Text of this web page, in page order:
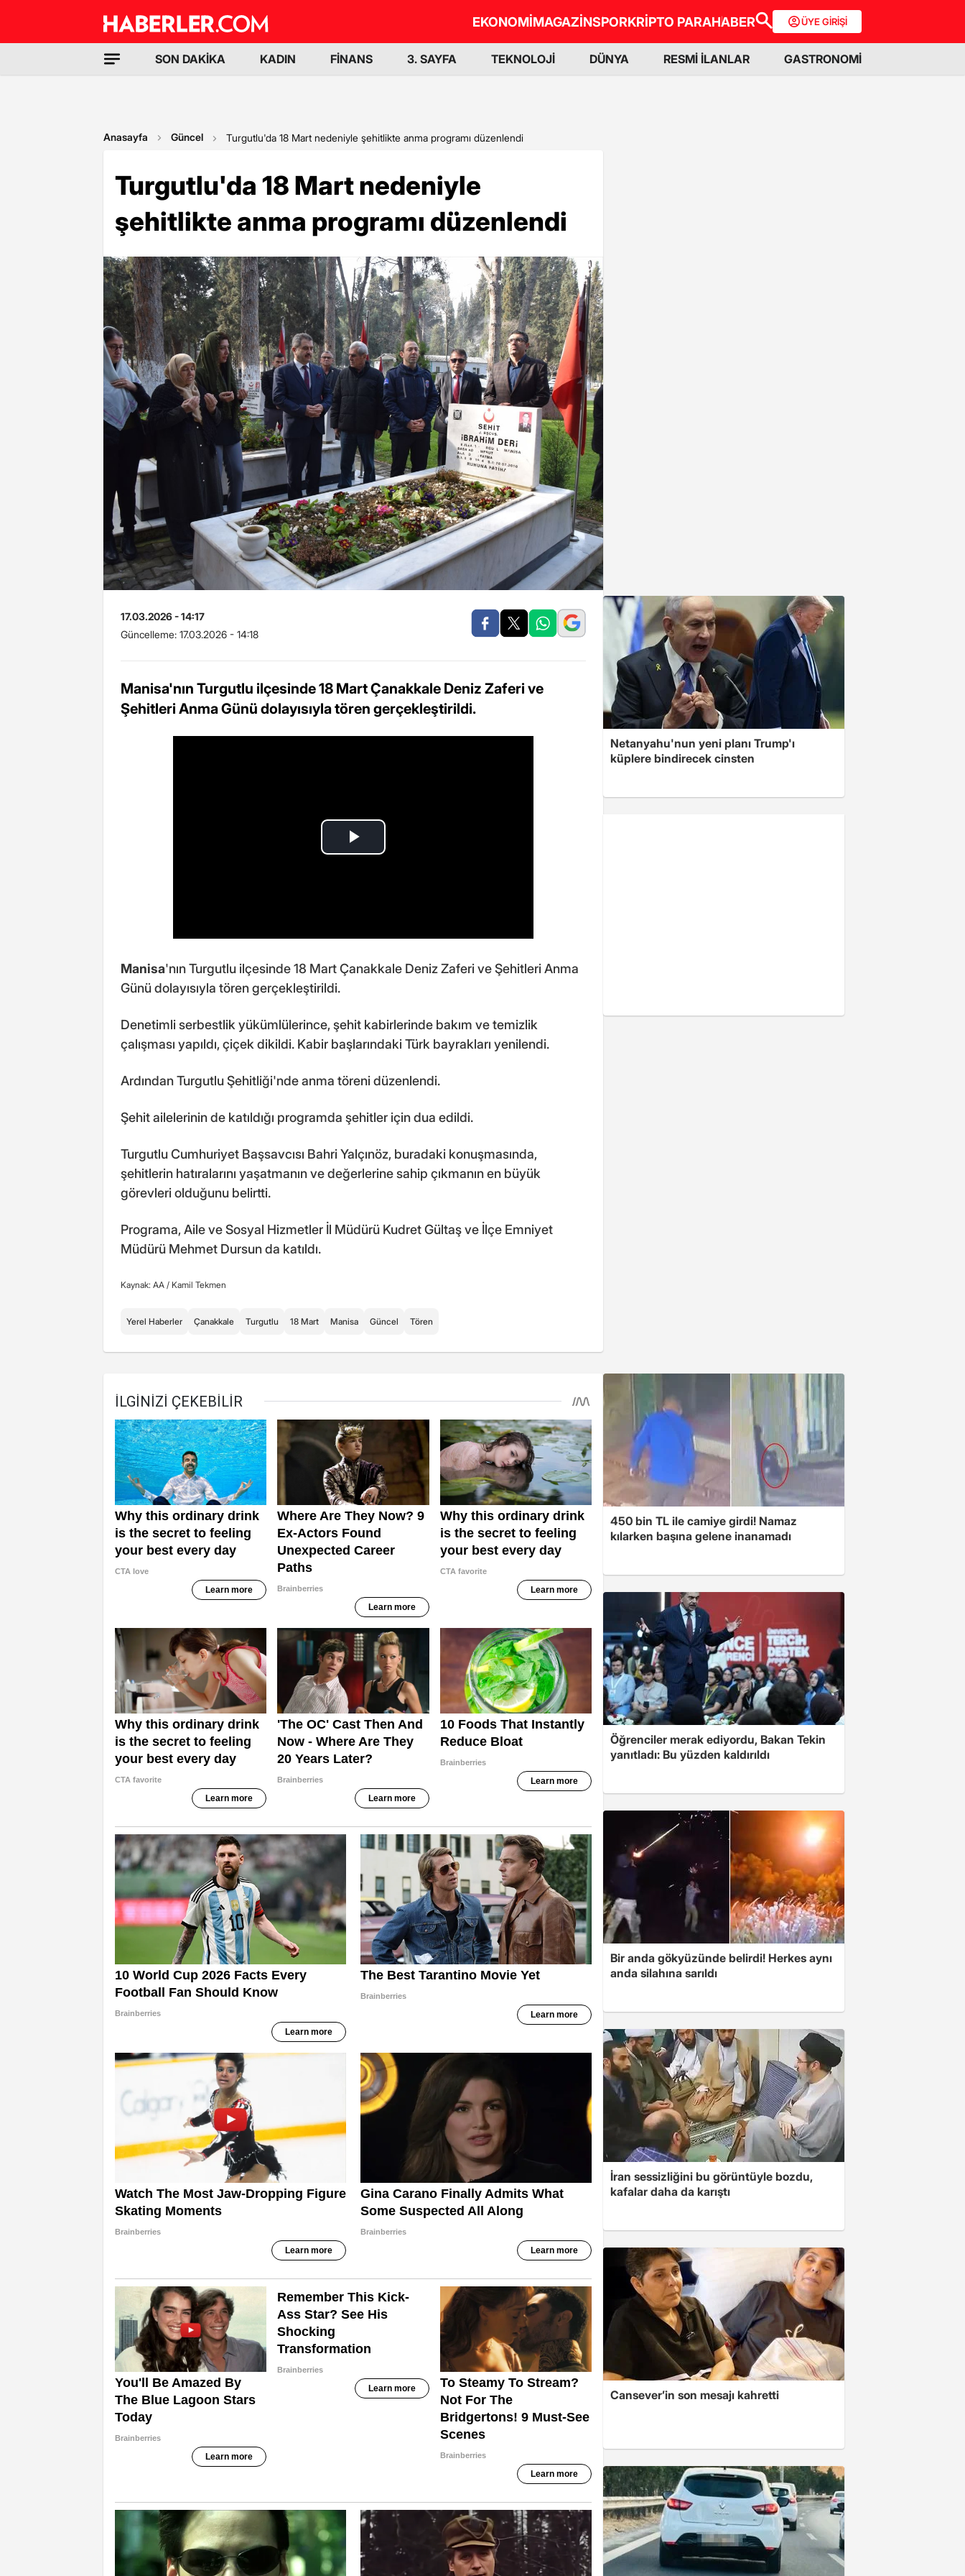
EKONOMİMAGAZİNSPORKRİPTO PARAHABER ÜYE GİRİŞİ
SON DAKİKA KADIN FİNANS 3. SAYFA TEKNOLOJİ DÜNYA RESMİ İLANLAR GASTRONOMİ
Anasayfa Güncel Turgutlu'da 18 Mart nedeniyle şehitlikte anma programı düzenlendi
Turgutlu'da 18 Mart nedeniyle
şehitlikte anma programı düzenlendi
17.03.2026 - 14:17
Güncelleme: 17.03.2026 - 14:18
Manisa'nın Turgutlu ilçesinde 18 Mart Çanakkale Deniz Zaferi ve
Şehitleri Anma Günü dolayısıyla tören gerçekleştirildi.
Manisa'nın Turgutlu ilçesinde 18 Mart Çanakkale Deniz Zaferi ve Şehitleri Anma
Günü dolayısıyla tören gerçekleştirildi.
Denetimli serbestlik yükümlülerince, şehit kabirlerinde bakım ve temizlik
çalışması yapıldı, çiçek dikildi. Kabir başlarındaki Türk bayrakları yenilendi.
Ardından Turgutlu Şehitliği'nde anma töreni düzenlendi.
Şehit ailelerinin de katıldığı programda şehitler için dua edildi.
Turgutlu Cumhuriyet Başsavcısı Bahri Yalçınöz, buradaki konuşmasında,
şehitlerin hatıralarını yaşatmanın ve değerlerine sahip çıkmanın en büyük
görevleri olduğunu belirtti.
Programa, Aile ve Sosyal Hizmetler İl Müdürü Kudret Gültaş ve İlçe Emniyet
Müdürü Mehmet Dursun da katıldı.
Kaynak: AA / Kamil Tekmen
Yerel Haberler Çanakkale Turgutlu 18 Mart Manisa Güncel Tören
Netanyahu'nun yeni planı Trump'ı
küplere bindirecek cinsten
450 bin TL ile camiye girdi! Namaz
kılarken başına gelene inanamadı
Öğrenciler merak ediyordu, Bakan Tekin
yanıtladı: Bu yüzden kaldırıldı
Bir anda gökyüzünde belirdi! Herkes aynı
anda silahına sarıldı
İran sessizliğini bu görüntüyle bozdu,
kafalar daha da karıştı
Cansever’in son mesajı kahretti